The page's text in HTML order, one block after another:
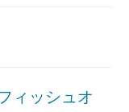
ィッシュオ